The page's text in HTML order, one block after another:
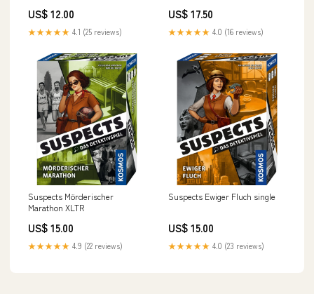
US$ 12.00
★★★★★ 4.1 (25 reviews)
US$ 17.50
★★★★★ 4.0 (16 reviews)
Suspects Mörderischer
Marathon XLTR
US$ 15.00
★★★★★ 4.9 (22 reviews)
Suspects Ewiger Fluch single
US$ 15.00
★★★★★ 4.0 (23 reviews)